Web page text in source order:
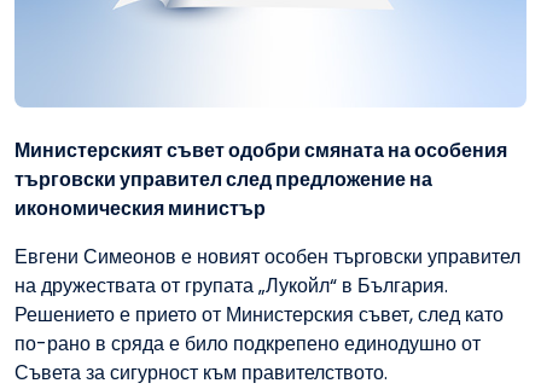
Министерският съвет одобри смяната на особения
търговски управител след предложение на
икономическия министър
Евгени Симеонов е новият особен търговски управител
на дружествата от групата „Лукойл“ в България.
Решението е прието от Министерския съвет, след като
по-рано в сряда е било подкрепено единодушно от
Съвета за сигурност към правителството.